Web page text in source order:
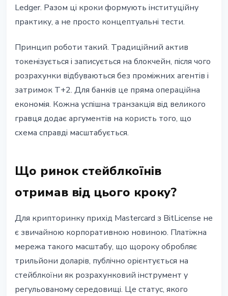
Ledger. Разом ці кроки формують інституційну
практику, а не просто концептуальні тести.
Принцип роботи такий. Традиційний актив
токенізується і записується на блокчейн, після чого
розрахунки відбуваються без проміжних агентів і
затримок T+2. Для банків це пряма операційна
економія. Кожна успішна транзакція від великого
гравця додає аргументів на користь того, що
схема справді масштабується.
Що ринок стейблкоїнів
отримав від цього кроку?
Для крипторинку прихід Mastercard з BitLicense не
є звичайною корпоративною новиною. Платіжна
мережа такого масштабу, що щороку обробляє
трильйони доларів, публічно орієнтується на
стейблкоїни як розрахунковий інструмент у
регульованому середовищі. Це статус, якого